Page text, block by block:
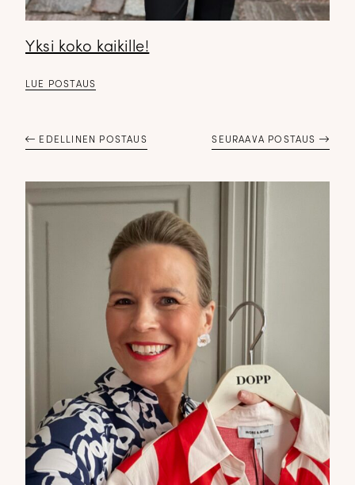
Yksi koko kaikille!
LUE POSTAUS
EDELLINEN POSTAUS SEURAAVA POSTAUS
DOPP tyylikirje!
Tilaa tyylikirje ja inspiroidu ajattomasta tyylistä sekä uusista
näkökulmista pukeutumiseen — arkeen ja juhlaan. Uutiset,
uutuudet ja ajattomat ideat saapuvat suoraan sähköpostiisi!